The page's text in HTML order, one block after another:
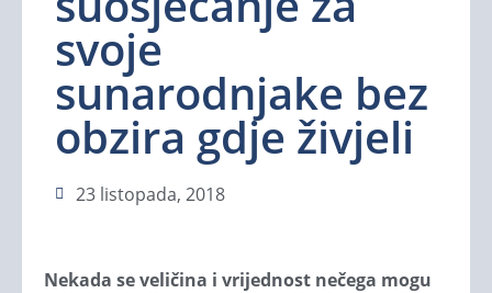
svoje
sunarodnjake bez
obzira gdje živjeli
23 listopada, 2018
Nekada se veličina i vrijednost nečega mogu